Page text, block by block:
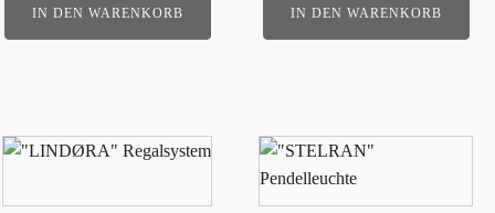
IN DEN WARENKORB IN DEN WARENKORB